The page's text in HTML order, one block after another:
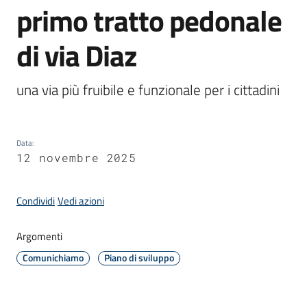
Medaglia
d'argento
al Valor
Militare
Amministrazione
Novità
Menu selezionato
Servizi
Vivere
primo tratto pedonale
di via Diaz
una via più fruibile e funzionale per i cittadini
Data:
12 novembre 2025
CondividiVedi azioni
Argomenti
Comunichiamo Piano di sviluppo